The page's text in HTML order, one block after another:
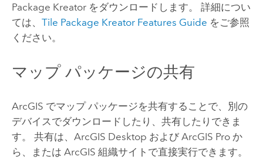
Package Kreator をダウンロードします。 詳細につい
ては、 Tile Package Kreator Features Guide をご参照
ください。
マップ パッケージの共有
ArcGIS でマップ パッケージを共有することで、別の
デバイスでダウンロードしたり、共有したりできま
す。 共有は、 ArcGIS Desktop および ArcGIS Proか
ら、または ArcGIS 組織サイトで直接実行できます。